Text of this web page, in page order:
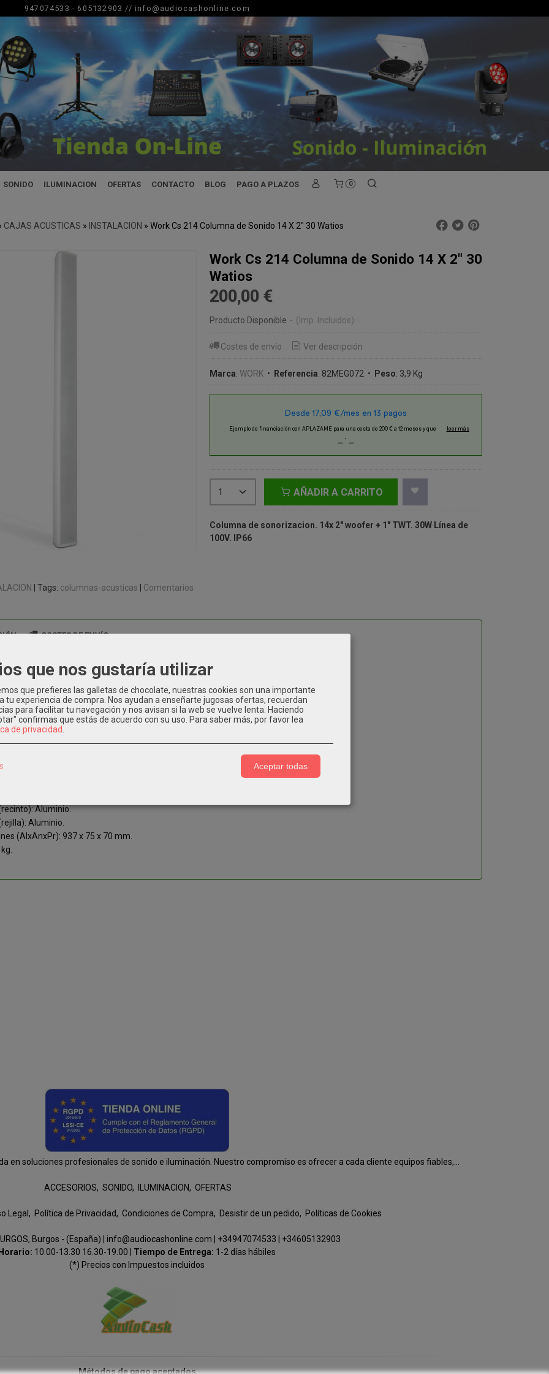
947074533 - 605132903 // info@audiocashonline.com
SONIDO ILUMINACION OFERTAS CONTACTO BLOG PAGO A PLAZOS 0
CAJAS ACUSTICAS » INSTALACION » Work Cs 214 Columna de Sonido 14 X 2" 30 Watios
Work Cs 214 Columna de Sonido 14 X 2" 30
Watios
200,00 €
Producto Disponible - (Imp. Incluidos)
Costes de envío Ver descripción
Marca: WORK• Referencia: 82MEG072 • Peso: 3,9 Kg
AÑADIR A CARRITO
Columna de sonorizacion. 14x 2" woofer + 1" TWT. 30W Línea de
100V. IP66
Tags: columnas-acusticas Comentarios
COSTES DE ENVÍO
14 x 2" woofer + 1" TWT.
V): 30 W (333 ohm) / 15 W (666 ohm) / 7,5 W (1k3 ohm).
70 V): 15 W (326 ohm) / 7,5 W (653 ohm) / 3,75 W (1k3 ohm).
en frecuencia: 180 Hz - 18 kHz.
(1W/1m): 91 dB.
(H/V): 165°/75°.
Aluminio.
Aluminio.
(AlxAnxPr): 937 x 75 x 70 mm.
en soluciones profesionales de sonido e iluminación. Nuestro compromiso es ofrecer a cada cliente equipos fiables,...
ACCESORIOS SONIDO ILUMINACION OFERTAS
Legal Política de Privacidad Condiciones de Compra Desistir de un pedido Políticas de Cookies
Burgos - (España) | info@audiocashonline.com | +34947074533
+34605132903
Horario: 10.00-13.30 16.30-19.00 | Tiempo de Entrega: 1-2 días hábiles
(*) Precios con Impuestos incluidos
Métodos de pago aceptados
que nos gustaría utilizar
que prefieres las galletas de chocolate, nuestras cookies son una importante
tu experiencia de compra. Nos ayudan a enseñarte jugosas ofertas, recuerdan
para facilitar tu navegación y nos avisan si la web se vuelve lenta. Haciendo
confirmas que estás de acuerdo con su uso. Para saber más, por favor lea
de privacidad.
Aceptar todas